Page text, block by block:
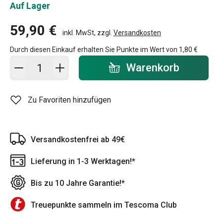
Auf Lager
59,90 € inkl. MwSt, zzgl. Versandkosten
Durch diesen Einkauf erhalten Sie Punkte im Wert von 1,80 €
In den Warenkorb - Menge Warenkorb
Zu Favoriten hinzufügen
Versandkostenfrei ab 49€
Lieferung in 1-3 Werktagen!*
Bis zu 10 Jahre Garantie!*
Treuepunkte sammeln im Tescoma Club